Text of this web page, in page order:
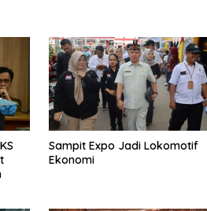
Sampit Expo Jadi Lokomotif
Ekonomi